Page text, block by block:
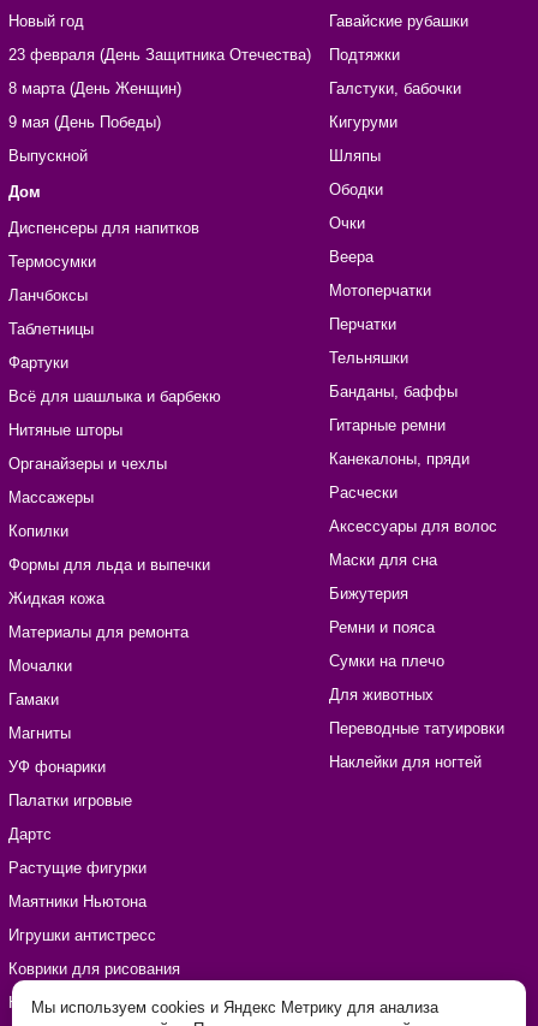
Новый год
23 февраля (День Защитника Отечества)
8 марта (День Женщин)
9 мая (День Победы)
Выпускной
Дом
Диспенсеры для напитков
Термосумки
Ланчбоксы
Таблетницы
Фартуки
Всё для шашлыка и барбекю
Нитяные шторы
Органайзеры и чехлы
Массажеры
Копилки
Формы для льда и выпечки
Жидкая кожа
Материалы для ремонта
Мочалки
Гамаки
Магниты
УФ фонарики
Палатки игровые
Дартс
Растущие фигурки
Маятники Ньютона
Игрушки антистресс
Коврики для рисования
Наборы для рукоделия
Гавайские рубашки
Подтяжки
Галстуки, бабочки
Кигуруми
Шляпы
Ободки
Очки
Веера
Мотоперчатки
Перчатки
Тельняшки
Банданы, баффы
Гитарные ремни
Канекалоны, пряди
Расчески
Аксессуары для волос
Маски для сна
Бижутерия
Ремни и пояса
Сумки на плечо
Для животных
Переводные татуировки
Наклейки для ногтей
Мы используем cookies и Яндекс Метрику для анализа